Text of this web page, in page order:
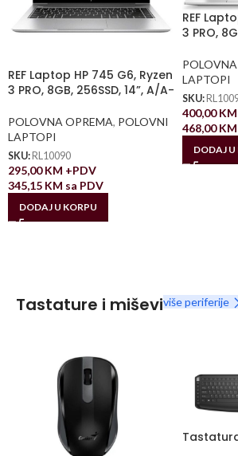
REF Laptop HP 745 G6, Ryzen
3 PRO, 8GB, 256SSD, 14”, A/A-
POLOVNA OPREMA, POLOVNI
LAPTOPI
SKU: RL10090
295,00KM +PDV
345,15 KM sa PDV
DODAJ U KORPU
REF
3 PRO,
LAPTOPI
SKU:
400,00KM
468,00KM
DODAJ U
Tastature i miševiviše periferije